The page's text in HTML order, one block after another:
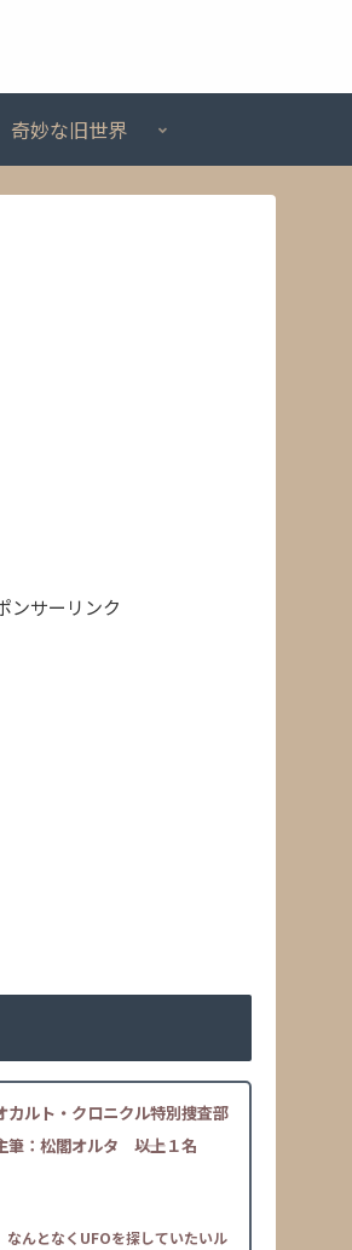
奇妙な旧世界
ンサーリンク
カルト・クロニクル特別捜査部
筆：松閣オルタ ――以上１名
なんとなくUFOを探していたいル